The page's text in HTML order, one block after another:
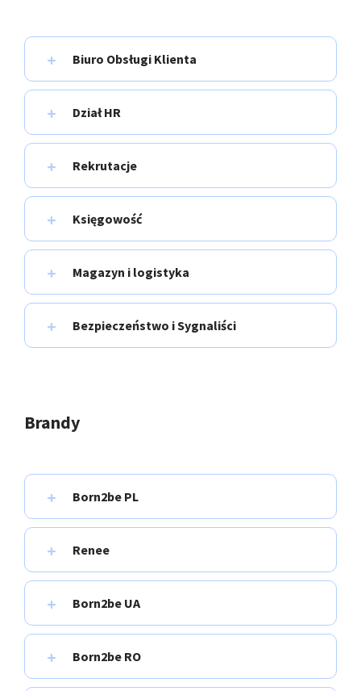
Biuro Obsługi Klienta
Dział HR
Rekrutacje
Księgowość
Magazyn i logistyka
Bezpieczeństwo i Sygnaliści
Brandy
Born2be PL
Renee
Born2be UA
Born2be RO